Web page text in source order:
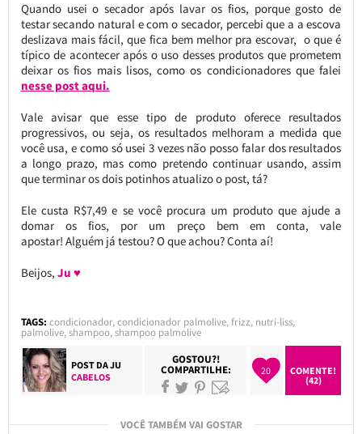
Quando usei o secador após lavar os fios, porque gosto de
testar secando natural e com o secador, percebi que a a escova
deslizava mais fácil, que fica bem melhor pra escovar, o que é
típico de acontecer após o uso desses produtos que prometem
deixar os fios mais lisos, como os condicionadores que falei
nesse post aqui.
Vale avisar que esse tipo de produto oferece resultados
progressivos, ou seja, os resultados melhoram a medida que
você usa, e como só usei 3 vezes não posso falar dos resultados
a longo prazo, mas como pretendo continuar usando, assim
que terminar os dois potinhos atualizo o post, tá?
Ele custa R$7,49 e se você procura um produto que ajude a
domar os fios, por um preço bem em conta, vale
apostar! Alguém já testou? O que achou? Conta aí!
Beijos, Ju ♥
TAGS: condicionador,condicionador palmolive,frizz, nutri-liss,
palmolive,shampoo,shampoo palmolive
POST DAJU
CABELOS
GOSTOU?!
COMPARTILHE: 20
COMENTE!
(42)
VOCÊ TAMBÉM VAI GOSTAR